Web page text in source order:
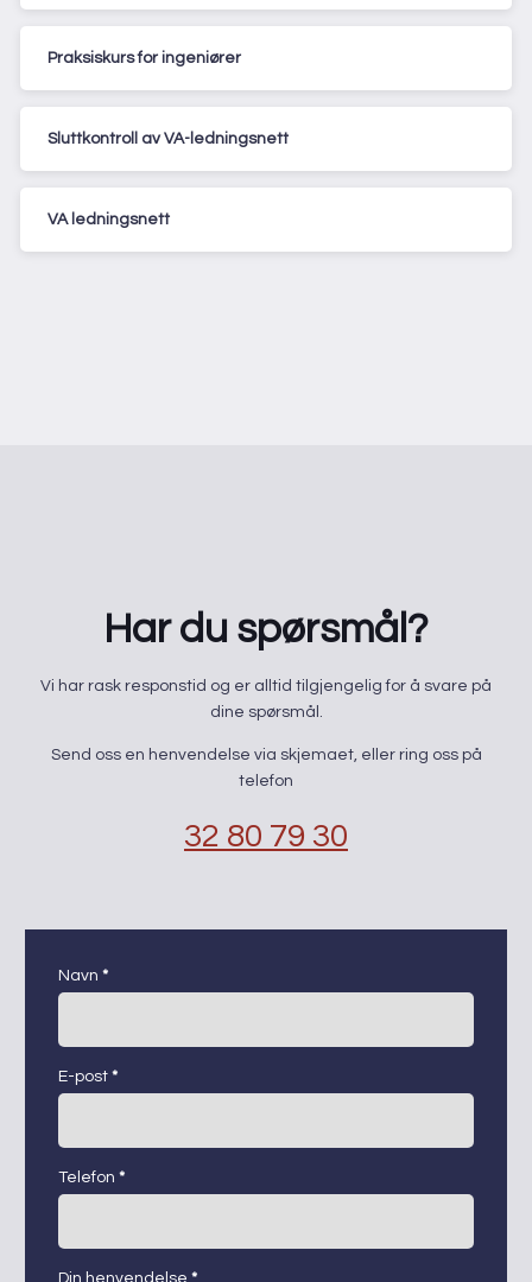
Praksiskurs for ingeniører
Sluttkontroll av VA-ledningsnett
VA ledningsnett
Har du spørsmål?
​Vi har rask responstid og er alltid ​tilgjengelig for å svare på
dine spørsmål.
Send oss en henvendelse via skjemaet, eller ring oss på
telefon
32 80 79 30
kontaktskjema
Navn *
E-post *
Telefon *
Din henvendelse *